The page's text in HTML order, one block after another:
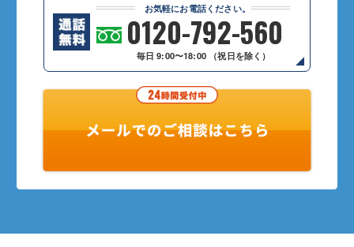
お気軽にお電話ください。
0120-792-560
毎日 9:00〜18:00 （祝日を除く）